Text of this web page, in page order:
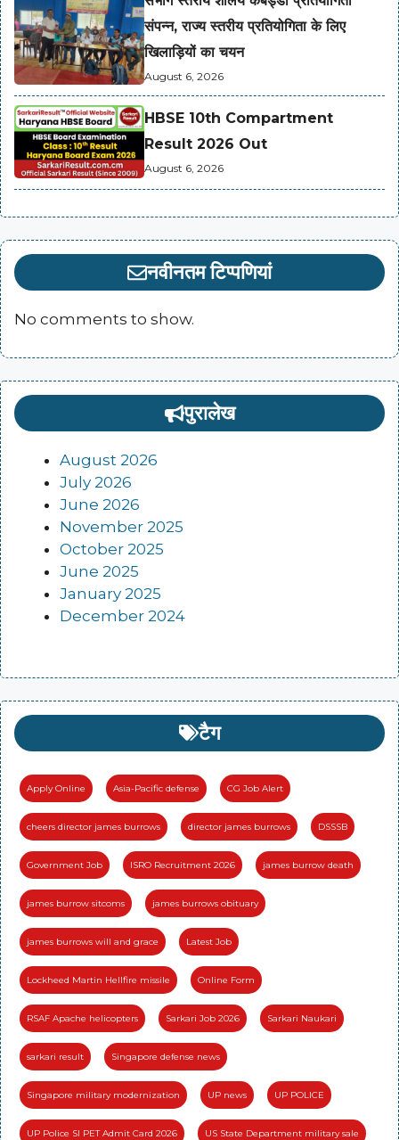
संपन्न, राज्य स्तरीय प्रतियोगिता के लिए
खिलाड़ियों का चयन
August 6, 2026
HBSE 10th Compartment
Result 2026 Out
August 6, 2026
नवीनतम टिप्पणियां
No comments to show.
पुरालेख
August 2026
July 2026
June 2026
November 2025
October 2025
June 2025
January 2025
December 2024
टैग
Apply Online Asia-Pacific defense CG Job Alert
cheers director james burrows director james burrows DSSSB
Government Job ISRO Recruitment 2026 james burrow death
james burrow sitcoms james burrows obituary
james burrows will and grace Latest Job
Lockheed Martin Hellfire missile Online Form
RSAF Apache helicopters Sarkari Job 2026 Sarkari Naukari
sarkari result Singapore defense news
Singapore military modernization UP news UP POLICE
UP Police SI PET Admit Card 2026 US State Department military sale